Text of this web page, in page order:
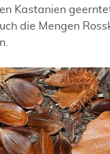
Kastanien
die Mengen